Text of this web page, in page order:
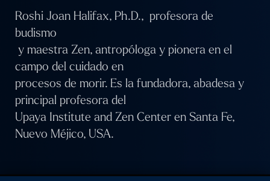
Roshi Joan Halifax, Ph.D., profesora de
budismo
y maestra Zen, antropóloga y pionera en el
campo del cuidado en
procesos de morir. Es la fundadora, abadesa y
principal profesora del
Upaya Institute and Zen Center en Santa Fe,
Nuevo Méjico, USA.